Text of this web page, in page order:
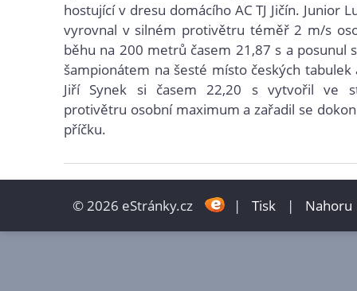
hostující v dresu domácího AC TJ Jičín. Junior
vyrovnal v silném protivětru téměř 2 m/s
běhu na 200 metrů časem 21,87 s a posunul
šampionátem na šesté místo českých tabulek
Jiří Synek si časem 22,20 s vytvořil ve
protivětru osobní maximum a zařadil se
příčku.
© 2026 eStránky.cz | Tisk | Nahoru